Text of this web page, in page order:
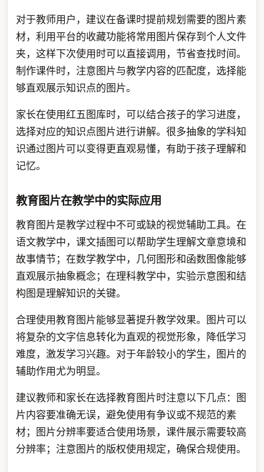
对于教师用户，建议在备课时提前规划需要的图片素
材，利用平台的收藏功能将常用图片保存到个人文件
夹，这样下次使用时可以直接调用，节省查找时间。
制作课件时，注意图片与教学内容的匹配度，选择能
够直观展示知识点的图片。
家长在使用红五图库时，可以结合孩子的学习进度，
选择对应的知识点图片进行讲解。很多抽象的学科知
识通过图片可以变得更直观易懂，有助于孩子理解和
记忆。
教育图片在教学中的实际应用
教育图片是教学过程中不可或缺的视觉辅助工具。在
语文教学中，课文插图可以帮助学生理解文章意境和
故事情节；在数学教学中，几何图形和函数图像能够
直观展示抽象概念；在理科教学中，实验示意图和结
构图是理解知识的关键。
合理使用教育图片能够显著提升教学效果。图片可以
将复杂的文字信息转化为直观的视觉形象，降低学习
难度，激发学习兴趣。对于年龄较小的学生，图片的
辅助作用尤为明显。
建议教师和家长在选择教育图片时注意以下几点：图
片内容要准确无误，避免使用有争议或不规范的素
材；图片分辨率要适合使用场景，课件展示需要较高
分辨率；注意图片的版权使用规定，确保合规使用。